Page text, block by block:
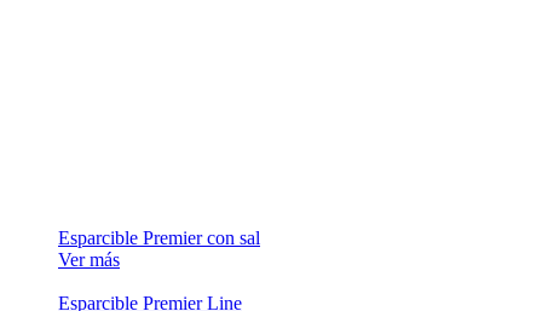
Esparcible Premier con sal
Ver más
Esparcible Premier Line